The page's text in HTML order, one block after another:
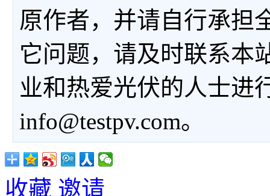
原作者，并请自行承担
它问题，请及时联系本
业和热爱光伏的人士进
info@testpv.com。
收藏 邀请